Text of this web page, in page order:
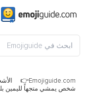
Emojiguide.com
شخص يمشي متجهاً لليمين